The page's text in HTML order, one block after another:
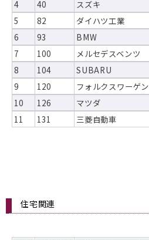
4 40 スズキ
5
82 ダイハツ工業
6
93 BMW
7
100 メルセデスベンツ
8
104 SUBARU
9
120 フォルクスワーゲン
10
126 マツダ
11
131 三菱自動車
住宅関連